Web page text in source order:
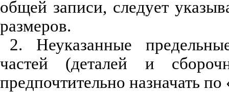
общей записи, следует указ
размеров.
2. Неуказанные предельн
частей (деталей и
предпочтительно назначать